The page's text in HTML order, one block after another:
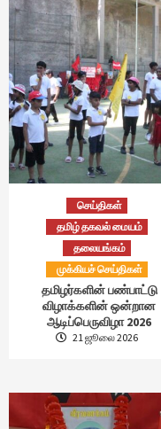
செய்திகள்
தமிழ் தகவல் மையம்
தலையங்கம்
முக்கியச் செய்திகள்
தமிழர்களின் பண்பாட்டு
விழாக்களின் ஒன்றான
ஆடிப்பெருவிழா 2026
21 ஜூலை 2026